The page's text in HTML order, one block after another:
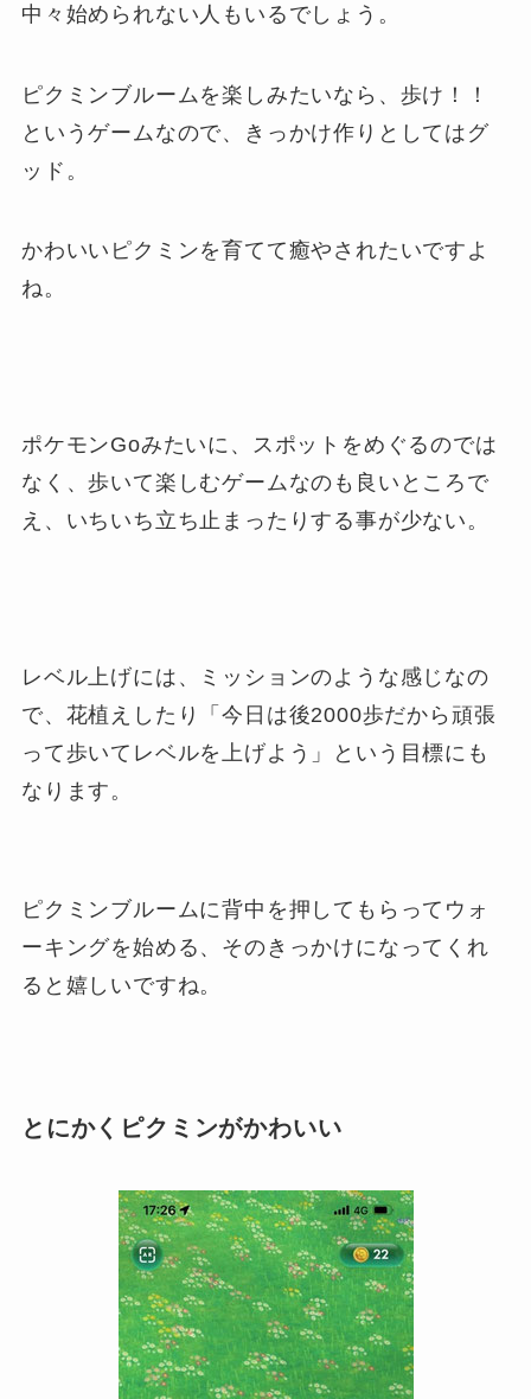
中々始められない人もいるでしょう。
ピクミンブルームを楽しみたいなら、歩け！！
というゲームなので、きっかけ作りとしてはグ
ッド。
かわいいピクミンを育てて癒やされたいですよ
ね。
ポケモンGoみたいに、スポットをめぐるのでは
なく、歩いて楽しむゲームなのも良いところで
え、いちいち立ち止まったりする事が少ない。
レベル上げには、ミッションのような感じなの
で、花植えしたり「今日は後2000歩だから頑張
って歩いてレベルを上げよう」という目標にも
なります。
ピクミンブルームに背中を押してもらってウォ
ーキングを始める、そのきっかけになってくれ
ると嬉しいですね。
とにかくピクミンがかわいい